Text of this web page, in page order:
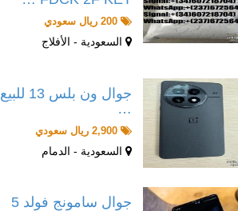
200 ريال سعودي
السعودية - الأفلاج
جوال ون بلس 13 للبيع
…
2,900 ريال سعودي
السعودية - الدمام
جوال سامونج فولد 5